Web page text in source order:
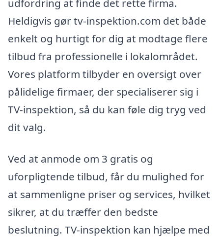
udfordring at finde det rette firma.
Heldigvis gør tv-inspektion.com det både
enkelt og hurtigt for dig at modtage flere
tilbud fra professionelle i lokalområdet.
Vores platform tilbyder en oversigt over
pålidelige firmaer, der specialiserer sig i
TV-inspektion, så du kan føle dig tryg ved
dit valg.
Ved at anmode om 3 gratis og
uforpligtende tilbud, får du mulighed for
at sammenligne priser og services, hvilket
sikrer, at du træffer den bedste
beslutning. TV-inspektion kan hjælpe med